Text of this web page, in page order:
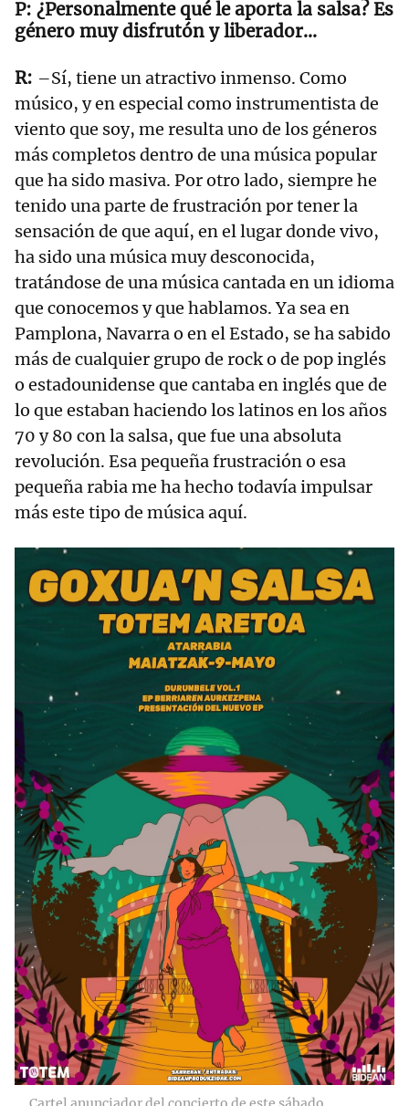
¿Personalmente qué le aporta la salsa? Es
género muy disfrutón y liberador...
–Sí, tiene un atractivo inmenso. Como
músico, y en especial como instrumentista de
viento que soy, me resulta uno de los géneros
más completos dentro de una música popular
que ha sido masiva. Por otro lado, siempre he
tenido una parte de frustración por tener la
sensación de que aquí, en el lugar donde vivo,
ha sido una música muy desconocida,
tratándose de una música cantada en un idioma
que conocemos y que hablamos. Ya sea en
Pamplona, Navarra o en el Estado, se ha sabido
más de cualquier grupo de rock o de pop inglés
o estadounidense que cantaba en inglés que de
lo que estaban haciendo los latinos en los años
70 y 80 con la salsa, que fue una absoluta
revolución. Esa pequeña frustración o esa
pequeña rabia me ha hecho todavía impulsar
más este tipo de música aquí.